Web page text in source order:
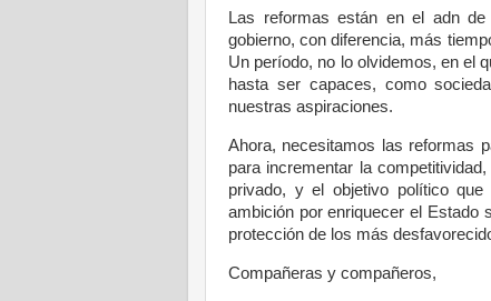
Las reformas están en el adn
gobierno, con diferencia, más
Un período, no lo olvidemos, en el
hasta ser capaces, como
nuestras aspiraciones.
Ahora, necesitamos las reformas
para incrementar la
privado, y el objetivo político
ambición por enriquecer el Estado
protección de los más
Compañeras y compañeros,